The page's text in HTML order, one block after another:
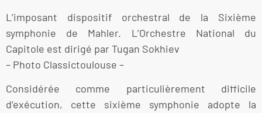
L’imposant dispositif orchestral de la Sixième
symphonie de Mahler. L’Orchestre National du
Capitole est dirigé par Tugan Sokhiev
– Photo Classictoulouse –
Considérée comme particulièrement difficile
d’exécution, cette sixième symphonie adopte la